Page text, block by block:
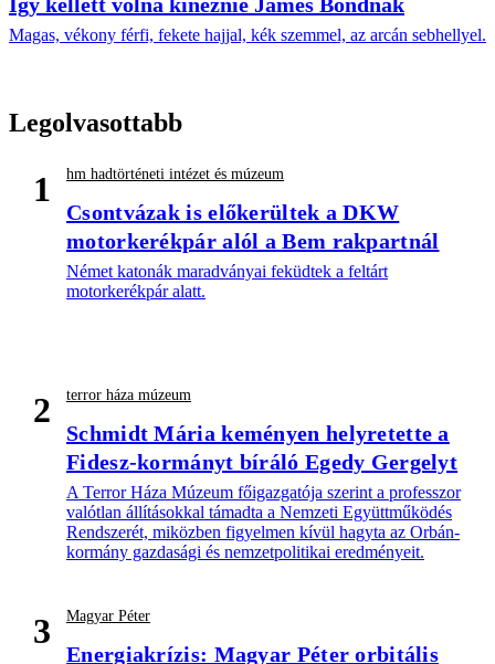
Magas, vékony férfi, fekete hajjal, kék szemmel, az arcán sebhellyel.
Legolvasottabb
1 hm hadtörténeti intézet és múzeum
Csontvázak is előkerültek a DKW
motorkerékpár alól a Bem rakpartnál
Német katonák maradványai feküdtek a feltárt
motorkerékpár alatt.
2 terror háza múzeum
Schmidt Mária keményen helyretette a
Fidesz-kormányt bíráló Egedy Gergelyt
A Terror Háza Múzeum főigazgatója szerint a professzor
valótlan állításokkal támadta a Nemzeti Együttműködés
Rendszerét, miközben figyelmen kívül hagyta az Orbán-
kormány gazdasági és nemzetpolitikai eredményeit.
3 Magyar Péter
Energiakrízis: Magyar Péter orbitális